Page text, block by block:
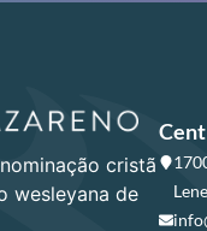
cristã
wesleyana de